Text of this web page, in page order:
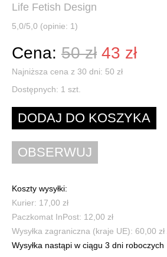
Life Fetish Design
5,0/5,0 (opinie: 1)
Cena: 50 zł 43 zł
Najniższa cena z 30 dni: 50 zł
Dostępnych: 1 szt.
Koszty wysyłki:
Kurier: 17,00 zł
Paczkomat InPost: 12,00 zł
Wysyłka zagraniczna (kraje UE): 60,00 zł
Wysyłka nastąpi w ciągu 3 dni roboczych